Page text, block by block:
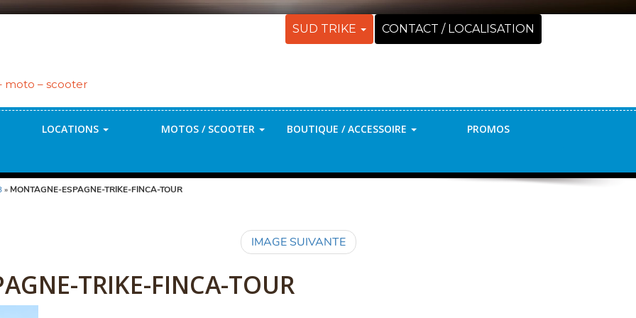
moto – scooter
LOCATIONS MOTOS / SCOOTER BOUTIQUE / ACCESSOIRE PROMOS
SUD TRIKE CONTACT / LOCALISATION
» MONTAGNE-ESPAGNE-TRIKE-FINCA-TOUR
IMAGE SUIVANTE
TRIKE-FINCA-TOUR